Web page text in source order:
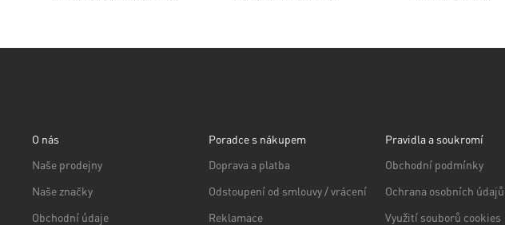
O nás
Naše prodejny
Naše značky
Obchodní údaje
Poradce s nákupem
Doprava a platba
Odstoupení od smlouvy / vrácení
Reklamace
Pravidla a soukromí
Obchodní podmínky
Ochrana osobních údajů
Využití souborů cookies